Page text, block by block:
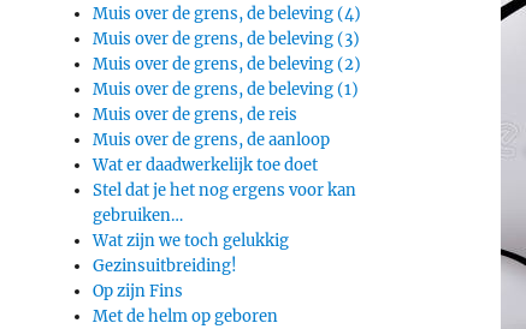
Muis over de grens, de beleving (4)
Muis over de grens, de beleving (3)
Muis over de grens, de beleving (2)
Muis over de grens, de beleving (1)
Muis over de grens, de reis
Muis over de grens, de aanloop
Wat er daadwerkelijk toe doet
Stel dat je het nog ergens voor kan
gebruiken…
Wat zijn we toch gelukkig
Gezinsuitbreiding!
Op zijn Fins
Met de helm op geboren